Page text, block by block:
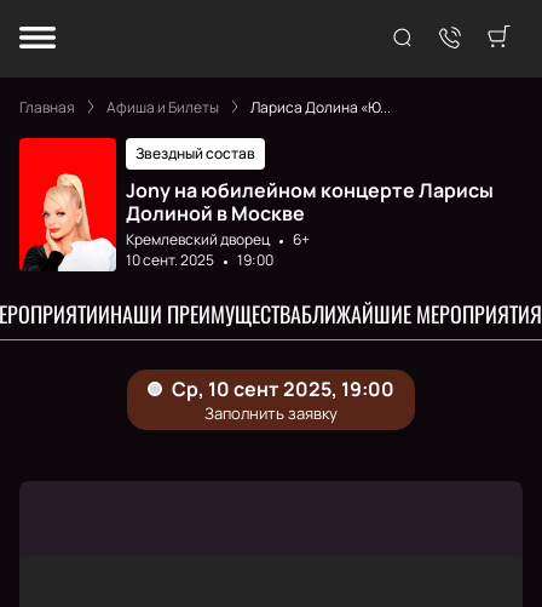
Главная Афиша и Билеты Лариса Долина «Ю...
Звездный состав
Jony на юбилейном концерте Ларисы
Долиной в Москве
Кремлевский дворец
6+
10 сент. 2025
19:00
НАШИ ПРЕИМУЩЕСТВАБЛИЖАЙШИЕ МЕРОПРИЯТИЯ